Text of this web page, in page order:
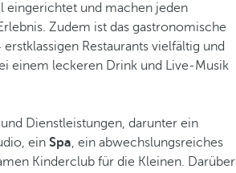
eingerichtet und machen jeden
Zudem ist das gastronomische
Restaurants vielfältig und
einem leckeren Drink und Live-Musik
Dienstleistungen, darunter ein
ein Spa, ein abwechslungsreiches
Kinderclub für die Kleinen. Darüber